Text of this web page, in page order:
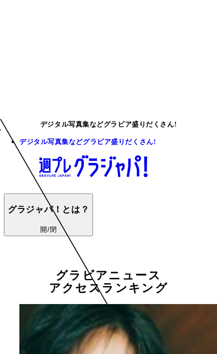
デジタル写真集などグラビア盛りだくさん!
デジタル写真集などグラビア盛りだくさん!
グラジャパ！とは？
開/閉
グラビアニュース
アクセスランキング